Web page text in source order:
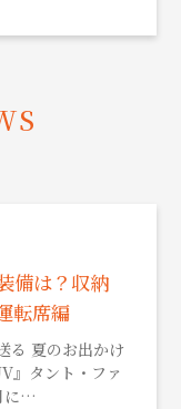
備は？収納
転席編
る 夏のお出かけ
』タント・ファ
に…